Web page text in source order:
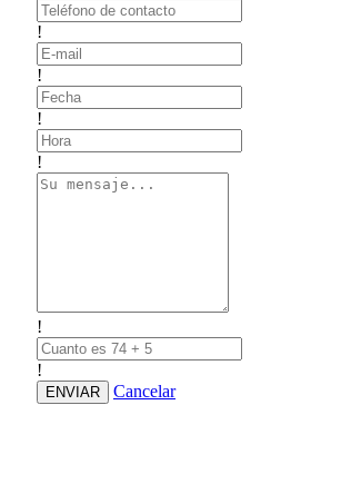
!
!
!
!
!
!
ENVIAR Cancelar